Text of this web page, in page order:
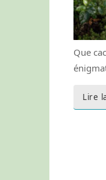
Que
Lire